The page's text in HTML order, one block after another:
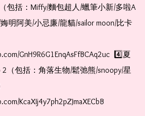
包括：Miffy/麵包超人/蠟筆小新/多啦A
明阿美/小忌廉/龍貓/sailor moon/比卡
GnH9R6G1EnqAsFfBCAq2uc  4️⃣夏
（包括：角落生物/鬆弛熊/snoopy/星
KcaXIj4y7ph2pZJmaXECbB